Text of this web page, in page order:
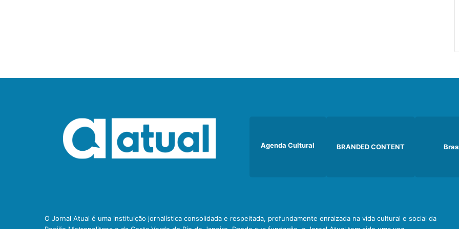
Agenda Cultural BRANDED CONTENT
O Jornal Atual é uma instituição jornalística consolidada e respeitada, profundamente enraizada na vida cultural e social da